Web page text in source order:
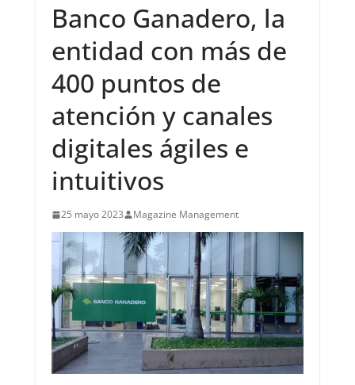
Banco Ganadero, la
entidad con más de
400 puntos de
atención y canales
digitales ágiles e
intuitivos
25 mayo 2023 Magazine Management